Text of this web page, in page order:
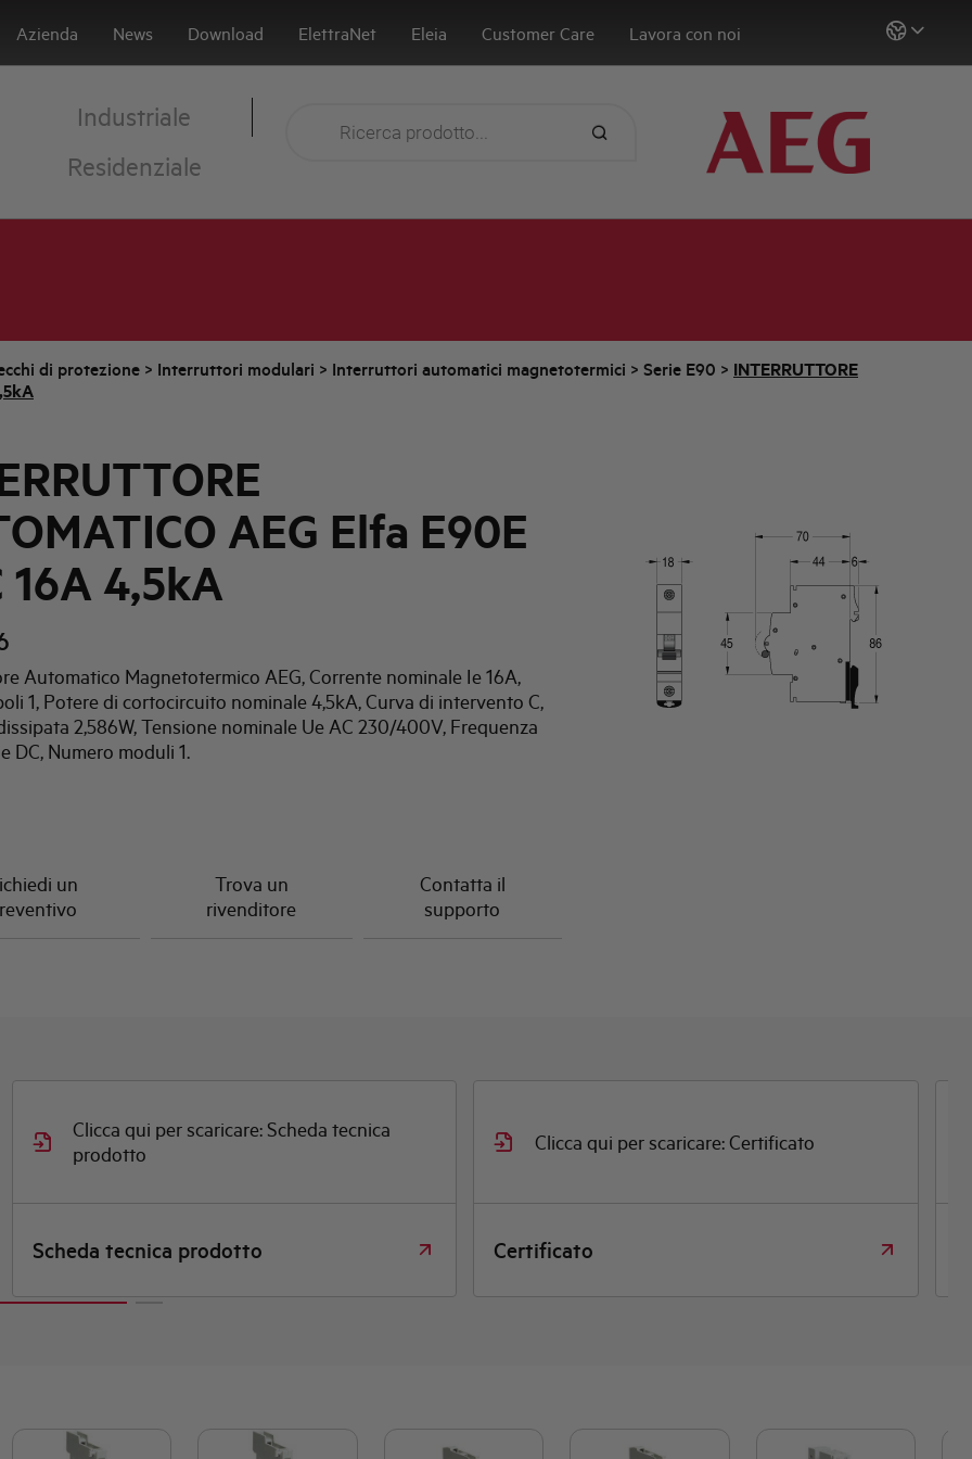
Azienda News Download ElettraNet Eleia Customer Care Lavora con noi
Industriale
Residenziale
di protezione > Interruttori modulari > Interruttori automatici magnetotermici > Serie E90 > INTERRUTTORE
AEG Elfa E90E
16A 4,5kA
Automatico Magnetotermico AEG, Corrente nominale Ie 16A,
1, Potere di cortocircuito nominale 4,5kA, Curva di intervento C,
2,586W, Tensione nominale Ue AC 230/400V, Frequenza
DC, Numero moduli 1.
un
Trova un
rivenditore
Contatta il
supporto
Clicca qui per scaricare: Certificato
Certificato
Clicca qui per scaricare: Disegno quotato
Disegno quotato